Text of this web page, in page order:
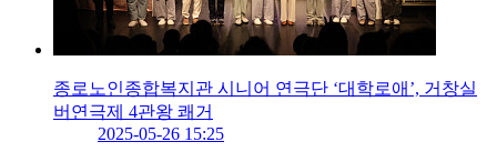
종로노인종합복지관 시니어 연극단 ‘대학로애’, 거창실
버연극제 4관왕 쾌거
2025-05-26 15:25